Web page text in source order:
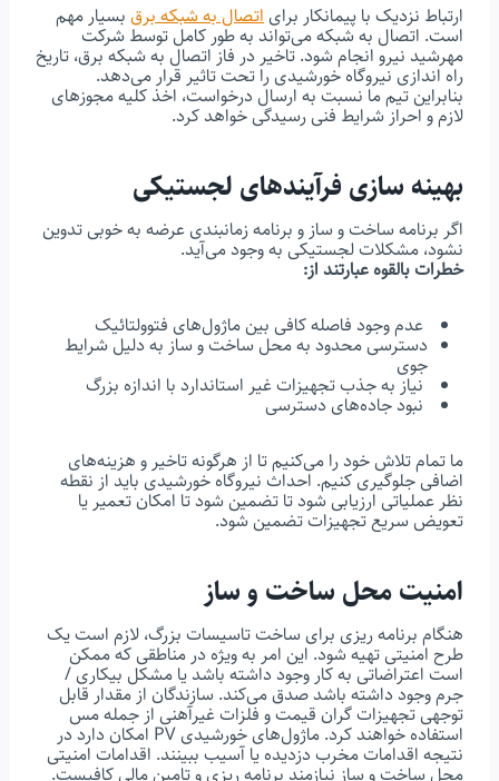
ارتباط نزدیک با پیمانکار برای اتصال به شبکه برق بسیار مهم
است. اتصال به شبکه می‌تواند به طور کامل توسط شرکت
مهرشید نیرو انجام شود. تاخیر در فاز اتصال به شبکه برق، تاریخ
راه اندازی نیروگاه خورشیدی را تحت تاثیر قرار می‌دهد.
بنابراین تیم ما نسبت به ارسال درخواست، اخذ کلیه مجوزهای
لازم و احراز شرایط فنی رسیدگی خواهد کرد.
بهینه سازی فرآیندهای لجستیکی
اگر برنامه ساخت و ساز و برنامه زمانبندی عرضه به خوبی تدوین
نشود، مشکلات لجستیکی به وجود می‌آید.
خطرات بالقوه عبارتند از:
عدم وجود فاصله کافی بین ماژول‌های فتوولتائیک
دسترسی محدود به محل ساخت و ساز به دلیل شرایط
جوی
نیاز به جذب تجهیزات غیر استاندارد با اندازه بزرگ
نبود جاده‌های دسترسی
ما تمام تلاش خود را می‌کنیم تا از هرگونه تاخیر و هزینه‌های
اضافی جلوگیری کنیم. احداث نیروگاه خورشیدی باید از نقطه
نظر عملیاتی ارزیابی شود تا تضمین شود تا امکان تعمیر یا
تعویض سریع تجهیزات تضمین شود.
امنیت محل ساخت و ساز
هنگام برنامه ریزی برای ساخت تاسیسات بزرگ، لازم است یک
طرح امنیتی تهیه شود. این امر به ویژه در مناطقی که ممکن
است اعتراضاتی به کار وجود داشته باشد یا مشکل بیکاری /
جرم وجود داشته باشد صدق می‌کند. سازندگان از مقدار قابل
توجهی تجهیزات گران قیمت و فلزات غیرآهنی از جمله مس
استفاده خواهند کرد. ماژول‌های خورشیدی PV امکان دارد در
نتیجه اقدامات مخرب دزدیده یا آسیب ببینند. اقدامات امنیتی
محل ساخت و ساز نیازمند برنامه ریزی و تامین مالی کافیست.